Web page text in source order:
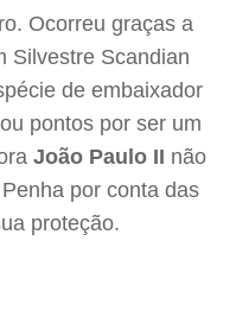
Ocorreu graças a
Silvestre Scandian
de embaixador
pontos por ser um
João Paulo II não
por conta das
proteção.